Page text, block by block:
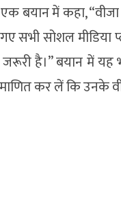
बयान में कहा,
गए सभी सोशल
है।” बयान में
कर लें कि उनके